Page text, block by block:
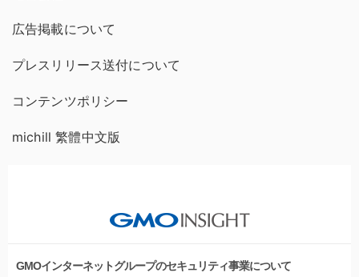
広告掲載について
プレスリリース送付について
コンテンツポリシー
michill 繁體中文版
GMOインターネットグループのセキュリティ事業について